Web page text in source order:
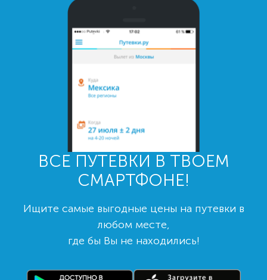
ВСЕ ПУТЕВКИ В ТВОЕМ
СМАРТФОНЕ!
Ищите самые выгодные цены на путевки в
любом месте,
где бы Вы не находились!